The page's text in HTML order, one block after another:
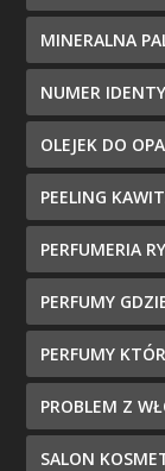
MINERALNA
NUMER
OLEJEK DO
PEELING
PERFUMERIA
PERFUMY
PERFUMY
PROBLEM Z
SALON